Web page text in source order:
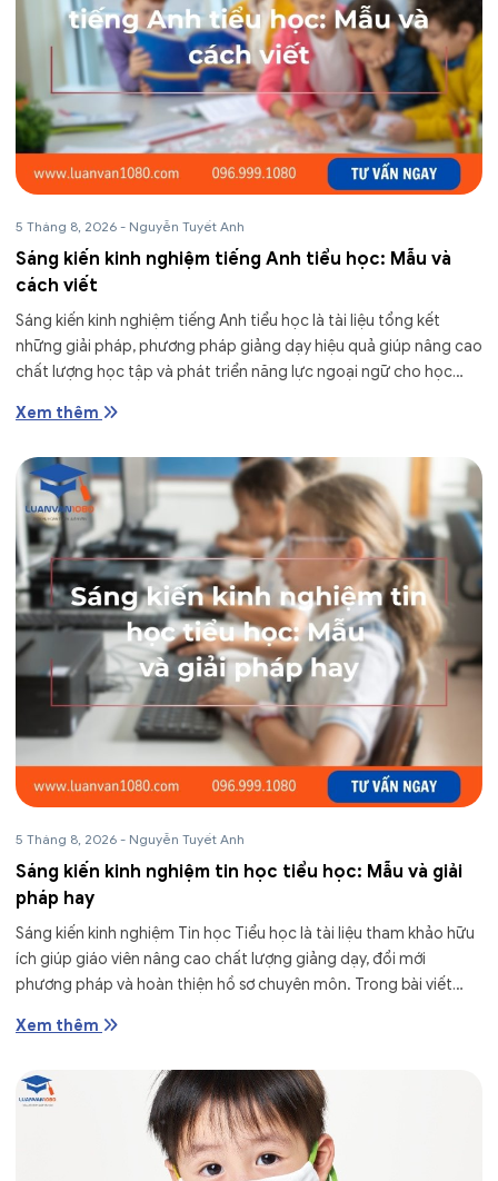
5 Tháng 8, 2026 - Nguyễn Tuyết Anh
Sáng kiến kinh nghiệm tiếng Anh tiểu học: Mẫu và
cách viết
Sáng kiến kinh nghiệm tiếng Anh tiểu học là tài liệu tổng kết
những giải pháp, phương pháp giảng dạy hiệu quả giúp nâng cao
chất lượng học tập và phát triển năng lực ngoại ngữ cho học
Xem thêm
5 Tháng 8, 2026 - Nguyễn Tuyết Anh
Sáng kiến kinh nghiệm tin học tiểu học: Mẫu và giải
pháp hay
Sáng kiến kinh nghiệm Tin học Tiểu học là tài liệu tham khảo hữu
ích giúp giáo viên nâng cao chất lượng giảng dạy, đổi mới
phương pháp và hoàn thiện hồ sơ chuyên môn. Trong bài viết
Xem thêm